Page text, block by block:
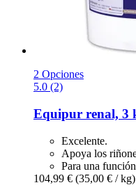
2 Opciones
5.0 (2)
Equipur renal, 3
Excelente.
Apoya los
Para una
104,99 € (35,00 € / kg)